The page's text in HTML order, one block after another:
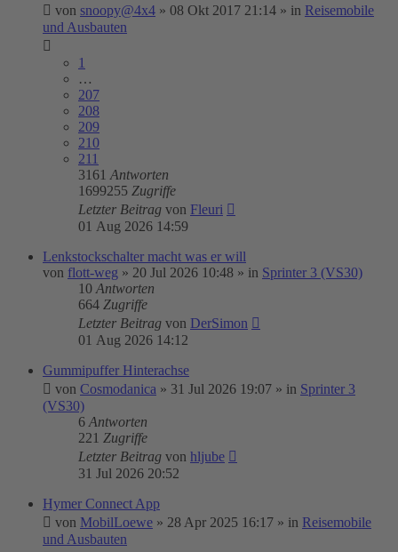
von snoopy@4x4 » 08 Okt 2017 21:14 » in Reisemobile
und Ausbauten
1
…
207
208
209
210
211
3161 Antworten
1699255 Zugriffe
Letzter Beitrag von Fleuri
01 Aug 2026 14:59
Lenkstockschalter macht was er will
von flott-weg » 20 Jul 2026 10:48 » in Sprinter 3 (VS30)
10 Antworten
664 Zugriffe
Letzter Beitrag von DerSimon
01 Aug 2026 14:12
Gummipuffer Hinterachse
von Cosmodanica » 31 Jul 2026 19:07 » in Sprinter 3
(VS30)
6 Antworten
221 Zugriffe
Letzter Beitrag von hljube
31 Jul 2026 20:52
Hymer Connect App
von MobilLoewe » 28 Apr 2025 16:17 » in Reisemobile
und Ausbauten